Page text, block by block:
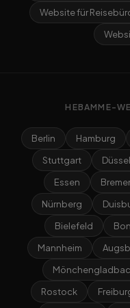
Website für
HEBAMME-
Berlin Hamburg
Stuttgart
Essen
Nürnberg
Bielefeld
Mannheim
Rostock